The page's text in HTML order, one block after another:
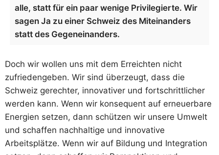
alle, statt für ein paar wenige Privilegierte. Wir
sagen Ja zu einer Schweiz des Miteinanders
statt des Gegeneinanders.
Doch wir wollen uns mit dem Erreichten nicht
zufriedengeben. Wir sind überzeugt, dass die
Schweiz gerechter, innovativer und fortschrittlicher
werden kann. Wenn wir konsequent auf erneuerbare
Energien setzen, dann schützen wir unsere Umwelt
und schaffen nachhaltige und innovative
Arbeitsplätze. Wenn wir auf Bildung und Integration